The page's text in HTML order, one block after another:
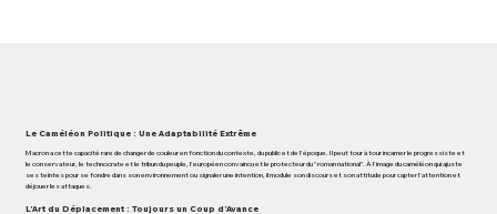
Le Caméléon Politique : Une Adaptabilité Extrême
Macron a cette capacité rare de changer de couleur en fonction du contexte, du public et de l’époque. Il peut tour à tour incarner le progressiste et
le conservateur, le technocrate et le tribun du peuple, l’européen convaincu et le protecteur du "roman national". À l’image du caméléon qui ajuste
ses teintes pour se fondre dans son environnement ou signaler une intention, il module son discours et son attitude pour capter l’attention et
déjouer les attaques.
L’Art du Déplacement : Toujours un Coup d’Avance